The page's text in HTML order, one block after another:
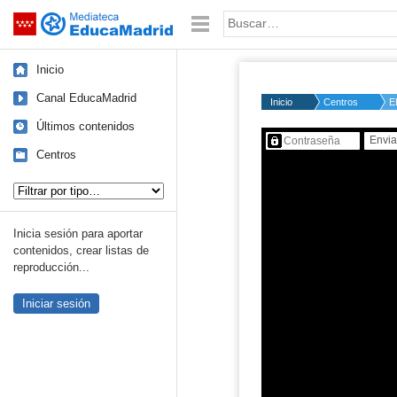
Saltar navegación Palabra o frase:
Inicio
Canal EducaMadrid
Últimos contenidos
Centros
Inicia sesión para aportar
contenidos, crear listas de
reproducción...
Iniciar sesión
Inicio Centros
Contenido protegido…